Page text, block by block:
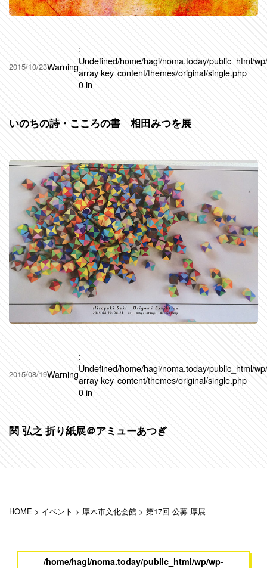
2015/10/23Warning
:
Undefined
array key
0 in
/home/hagi/noma.today/public_html/
content/themes/original/single.php
いのちの詩・こころの書 相田みつを展
2015/08/19Warning
:
Undefined
array key
0 in
/home/hagi/noma.today/public_html/
content/themes/original/single.php
関 弘之 折り紙展＠アミューあつぎ
HOME > イベント > 厚木市文化会館 > 第17回 公募 厚展
/home/hagi/noma.today/public_html/wp/wp-